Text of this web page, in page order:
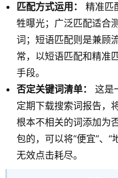
匹配方式运用：
精准匹
牲曝光；广泛匹配适合
词；短语匹配则是兼顾
常，以短语匹配和精准
手段。
否定关键词清单：
这是
定期下载搜索词报告，
根本不相关的词添加为
包的，可以将“便宜”、
无效点击耗尽。